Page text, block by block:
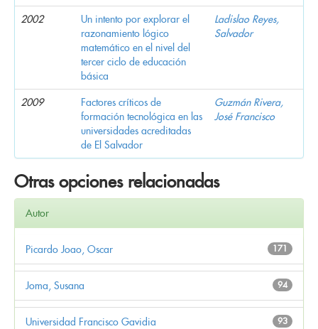
2002
Un intento por explorar el
razonamiento lógico
matemático en el nivel del
tercer ciclo de educación
básica
Ladislao Reyes,
Salvador
2009
Factores críticos de
formación tecnológica en las
universidades acreditadas
de El Salvador
Guzmán Rivera,
José Francisco
Otras opciones relacionadas
Autor
171
Picardo Joao, Oscar
94
Joma, Susana
93
Universidad Francisco Gavidia